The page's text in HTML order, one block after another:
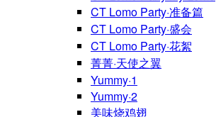
CT Lomo Party·准备篇
CT Lomo Party·盛会
CT Lomo Party·花絮
菁菁·天使之翼
Yummy·1
Yummy·2
美味烧鸡翅